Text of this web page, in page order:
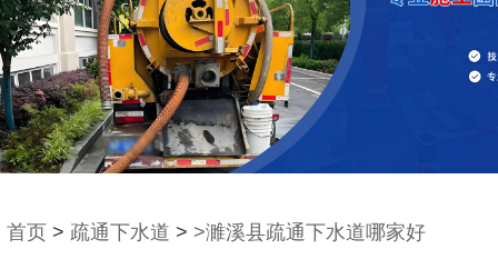
首页 > 疏通下水道 > >濉溪县疏通下水道哪家好